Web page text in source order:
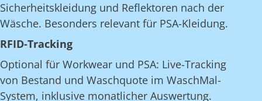
Sicherheitskleidung und Reflektoren nach der
Wäsche. Besonders relevant für PSA-Kleidung.
RFID-Tracking
Optional für Workwear und PSA: Live-Tracking
von Bestand und Waschquote im WaschMal-
System, inklusive monatlicher Auswertung.